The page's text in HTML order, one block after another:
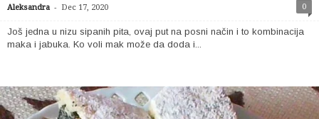
Aleksandra - Dec 17, 2020 0
Još jedna u nizu sipanih pita, ovaj put na posni način i to kombinacija
maka i jabuka. Ko voli mak može da doda i...